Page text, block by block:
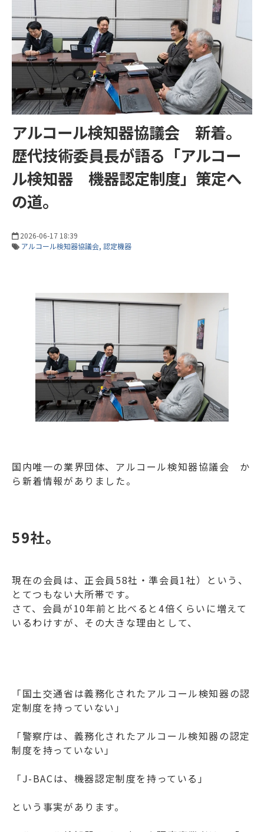
アルコール検知器協議会 新着。
歴代技術委員長が語る「アルコー
ル検知器 機器認定制度」策定へ
の道。
2026-06-17 18:39
アルコール検知器協議会 認定機器
国内唯一の業界団体、 アルコール検知器協議会 か
ら新着情報がありました。
59社。
現在の会員は、正会員58社・準会員1社）という、
とてつもない大所帯です。
さて、会員が10年前と比べると4倍くらいに増えて
いるわけすが、その大きな理由として、
「国土交通省は義務化されたアルコール検知器の認
定制度を持っていない」
「警察庁は、義務化されたアルコール検知器の認定
制度を持っていない」
「J-BACは、機器認定制度を持っている」
という事実があります。